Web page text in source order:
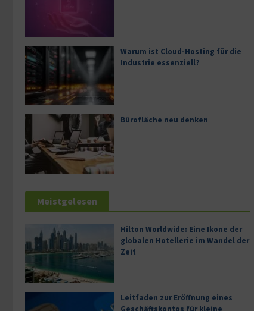
Warum ist Cloud-Hosting für die
Industrie essenziell?
Bürofläche neu denken
Meistgelesen
Hilton Worldwide: Eine Ikone der
globalen Hotellerie im Wandel der
Zeit
Leitfaden zur Eröffnung eines
Geschäftskontos für kleine